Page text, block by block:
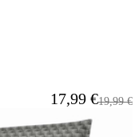
Ab
17,99 €19,99 €